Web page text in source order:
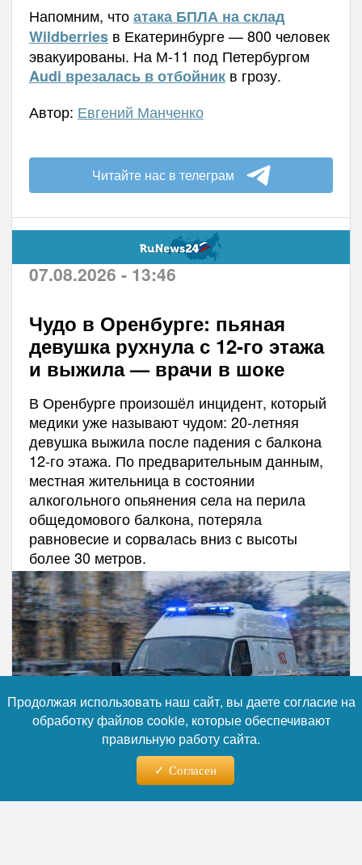
Напомним, чтоатака БПЛА на склад
Wildberriesв Екатеринбурге — 800 человек
эвакуированы. На М-11 под Петербургом
Audi врезалась в отбойникв грозу.
Автор: Евгений Манченко
Читайте нас в телеграм
07.08.2026 - 13:46
Чудо в Оренбурге: пьяная
девушка рухнула с 12-го этажа
и выжила — врачи в шоке
В Оренбурге произошёл инцидент, который
медики уже называют чудом: 20-летняя
девушка выжила после падения с балкона
12-го этажа. По предварительным данным,
местная жительница в состоянии
алкогольного опьянения села на перила
общедомового балкона, потеряла
равновесие и сорвалась вниз с высоты
более 30 метров.
Продолжая использовать наш сайт, вы даете согласие на
обработку файлов cookie, которые обеспечивают
правильную работу сайта.
Согласен